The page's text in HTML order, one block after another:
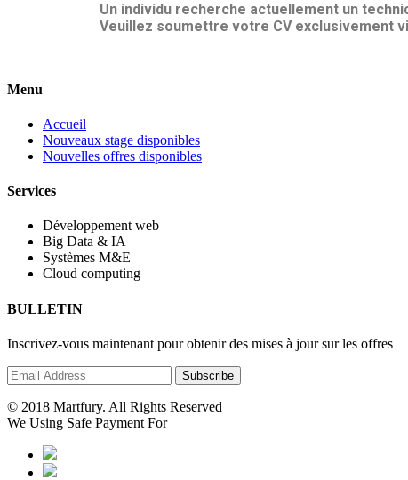
Un individu recherche actuellement un
Veuillez soumettre votre CV exclusivement
Menu
Accueil
Nouveaux stage disponibles
Nouvelles offres disponibles
Services
Développement web
Big Data & IA
Systèmes M&E
Cloud computing
BULLETIN
Inscrivez-vous maintenant pour obtenir des mises à jour sur les offres
© 2018 Martfury. All Rights Reserved
We Using Safe Payment For